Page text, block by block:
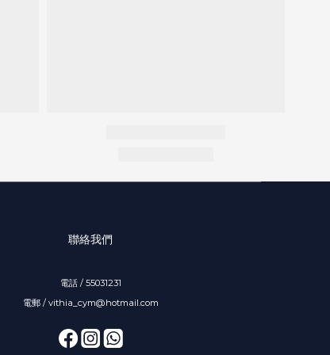
聯絡我們
電話 / 55031231
電郵 / vithia_cym@hotmail.com